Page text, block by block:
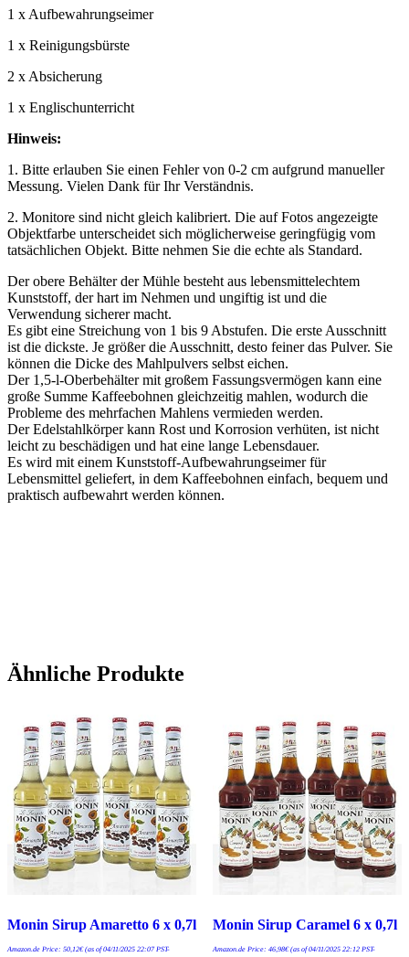
1 x Aufbewahrungseimer
1 x Reinigungsbürste
2 x Absicherung
1 x Englischunterricht
Hinweis:
1. Bitte erlauben Sie einen Fehler von 0-2 cm aufgrund manueller
Messung. Vielen Dank für Ihr Verständnis.
2. Monitore sind nicht gleich kalibriert. Die auf Fotos angezeigte
Objektfarbe unterscheidet sich möglicherweise geringfügig vom
tatsächlichen Objekt. Bitte nehmen Sie die echte als Standard.
Der obere Behälter der Mühle besteht aus lebensmittelechtem
Kunststoff, der hart im Nehmen und ungiftig ist und die
Verwendung sicherer macht.
Es gibt eine Streichung von 1 bis 9 Abstufen. Die erste Ausschnitt
ist die dickste. Je größer die Ausschnitt, desto feiner das Pulver. Sie
können die Dicke des Mahlpulvers selbst eichen.
Der 1,5-l-Oberbehälter mit großem Fassungsvermögen kann eine
große Summe Kaffeebohnen gleichzeitig mahlen, wodurch die
Probleme des mehrfachen Mahlens vermieden werden.
Der Edelstahlkörper kann Rost und Korrosion verhüten, ist nicht
leicht zu beschädigen und hat eine lange Lebensdauer.
Es wird mit einem Kunststoff-Aufbewahrungseimer für
Lebensmittel geliefert, in dem Kaffeebohnen einfach, bequem und
praktisch aufbewahrt werden können.
Ähnliche Produkte
Monin Sirup Amaretto 6 x 0,7l
Amazon.de Price: 50,12€(as of 04/11/2025 22:07 PST-
Monin Sirup Caramel 6 x 0,7l
Amazon.de Price: 46,98€(as of 04/11/2025 22:12 PST-